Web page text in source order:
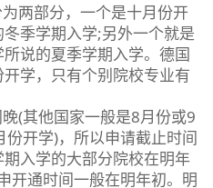
两部分，一个是十月份开
季学期入学;另外一个就是
说的夏季学期入学。德国
学，只有个别院校专业有
(其他国家一般是8月份或9
开学)，所以申请截止时间
入学的大部分院校在明年
开通时间一般在明年初。明